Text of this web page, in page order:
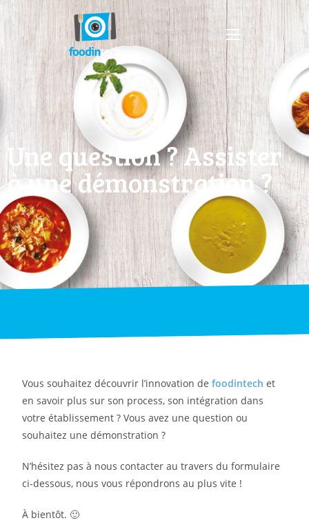
Une question ? Assister
à une démonstration ?
Vous souhaitez découvrir l’innovation defoodintech et
en savoir plus sur son process, son intégration dans
votre établissement ? Vous avez une question ou
souhaitez une démonstration ?
N’hésitez pas à nous contacter au travers du formulaire
ci-dessous, nous vous répondrons au plus vite !
À bientôt. 🙂